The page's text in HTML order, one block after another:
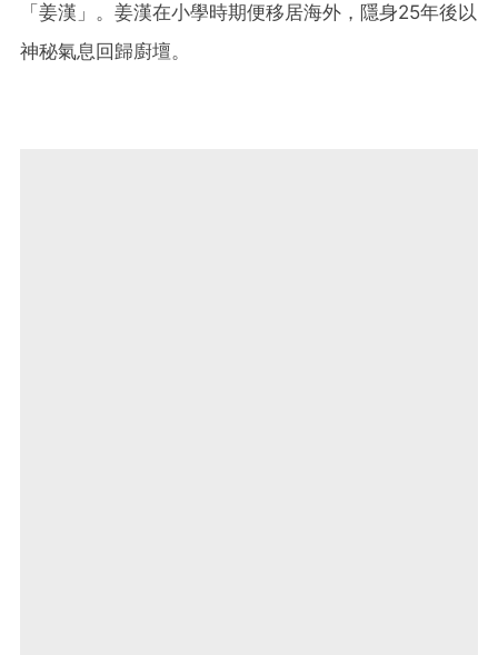
「姜漢」。姜漢在小學時期便移居海外，隱身25年後以
神秘氣息回歸廚壇。